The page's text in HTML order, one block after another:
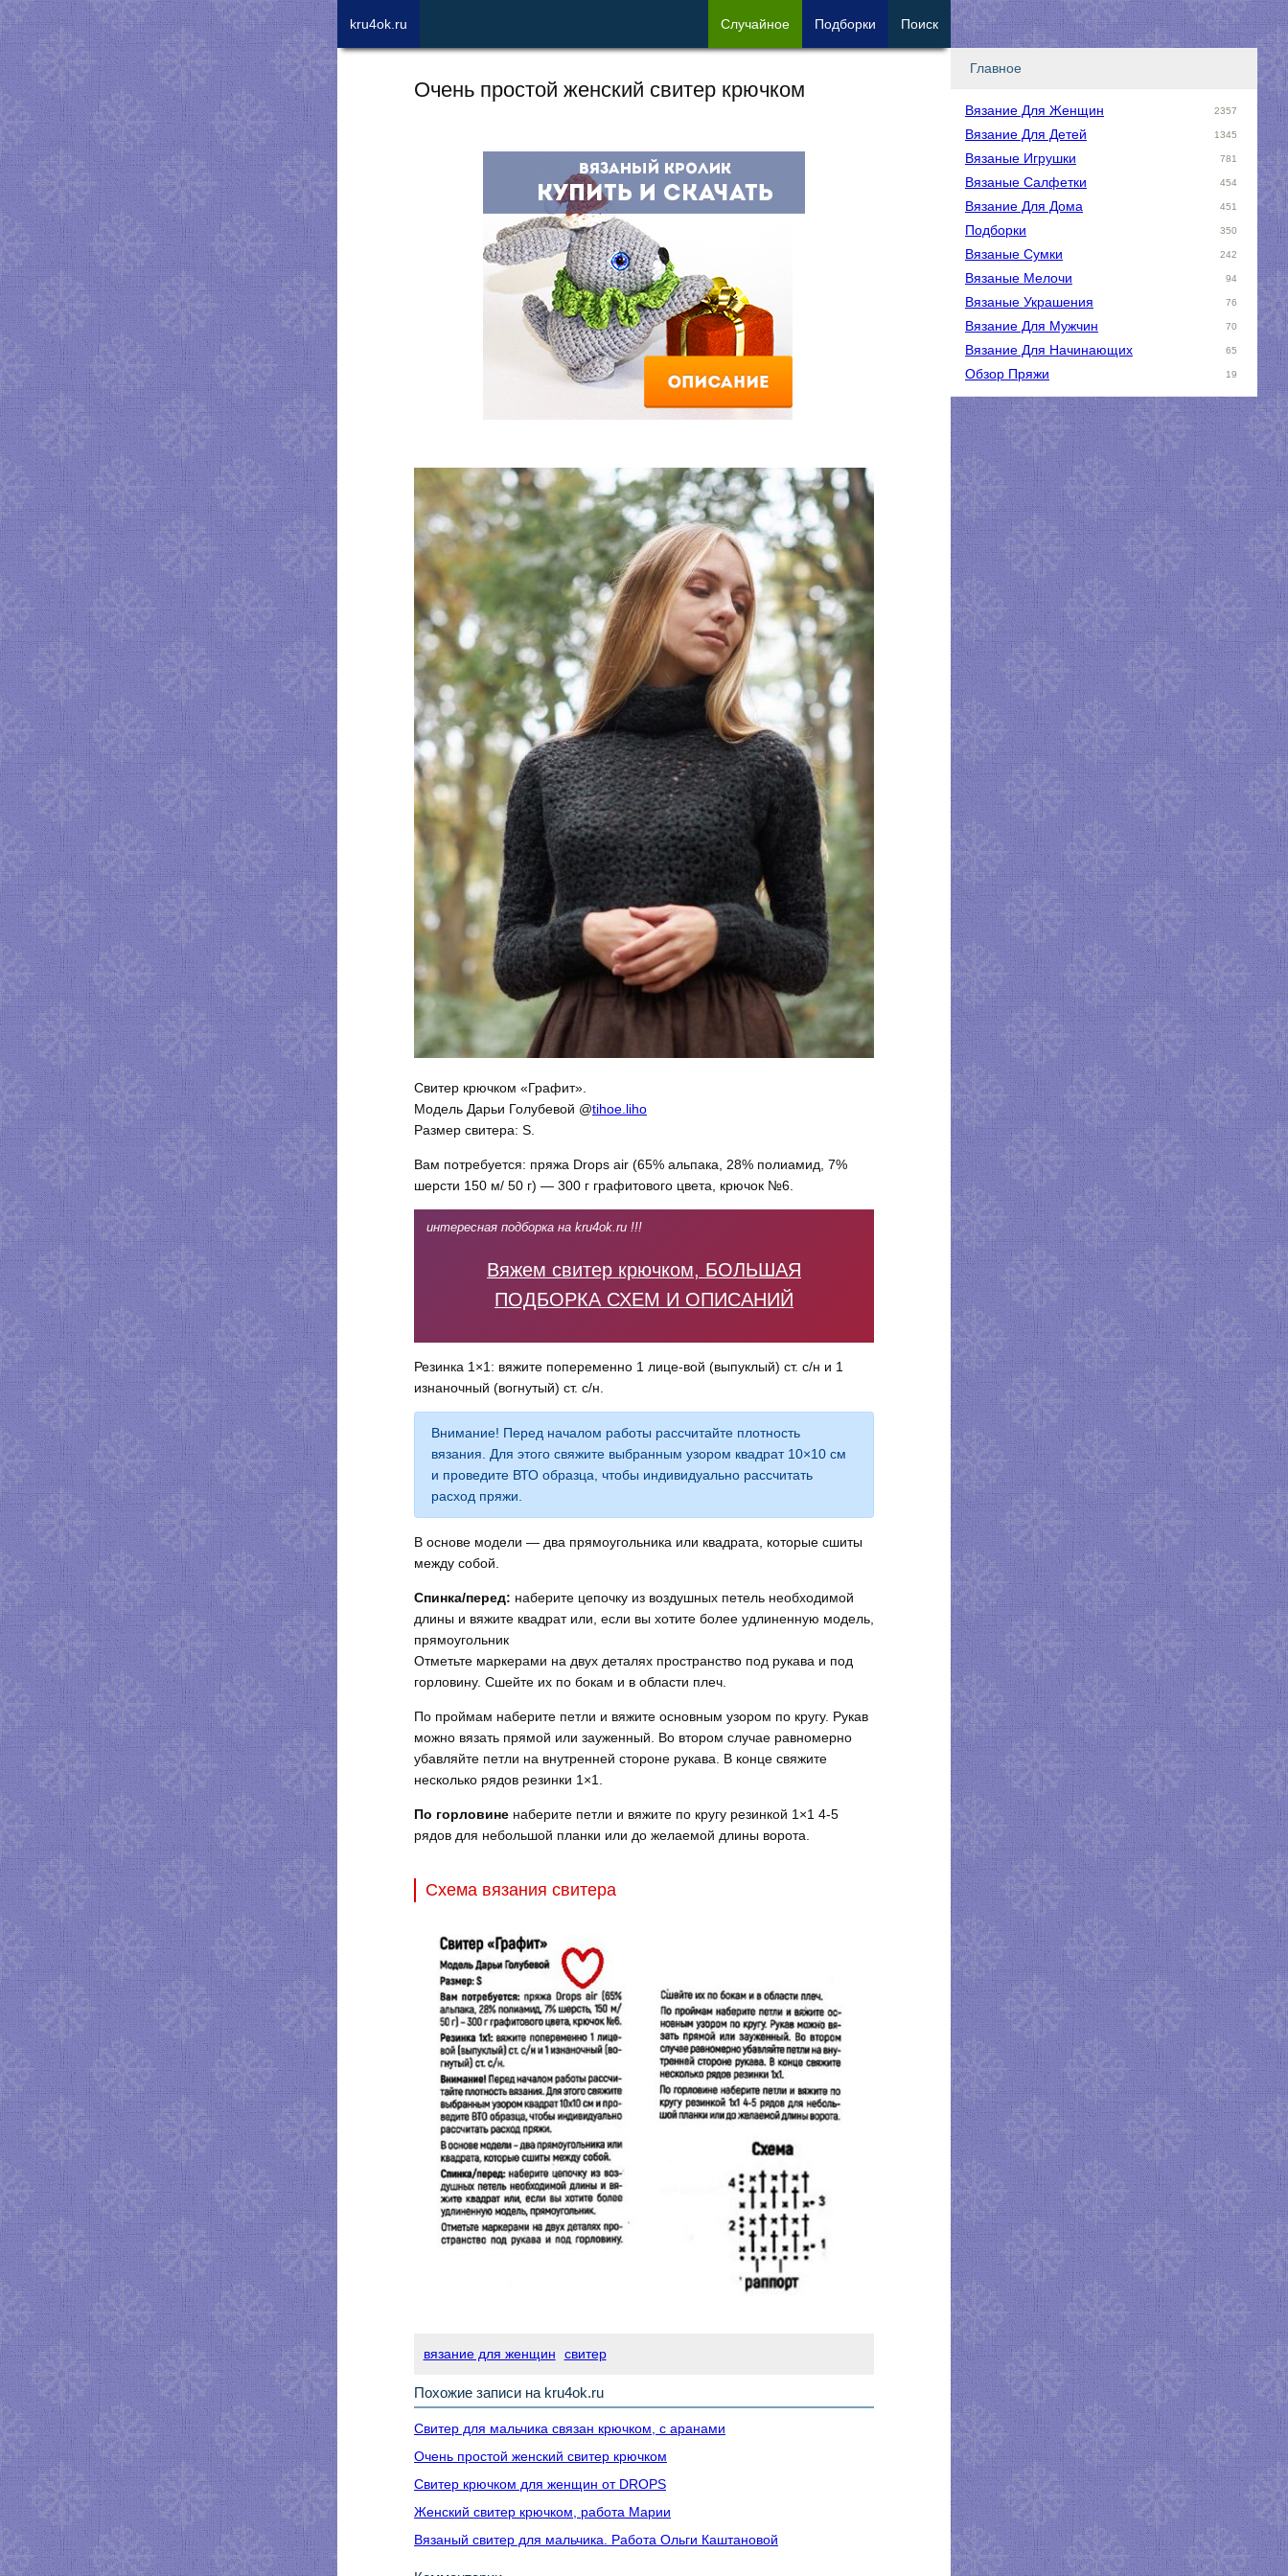
Очень простой женский свитер крючком
Свитер крючком «Графит».
Модель Дарьи Голубевой @tihoe.liho
Размер свитера: S.
Вам потребуется: пряжа Drops air (65% альпака, 28% полиамид, 7%
шерсти 150 м/ 50 г) — 300 г графитового цвета, крючок №6.
интересная подборка на kru4ok.ru !!!
Вяжем свитер крючком, БОЛЬШАЯ
ПОДБОРКА СХЕМ И ОПИСАНИЙ
Резинка 1×1: вяжите попеременно 1 лице-вой (выпуклый) ст. с/н и 1
изнаночный (вогнутый) ст. с/н.
Внимание! Перед началом работы рассчитайте плотность
вязания. Для этого свяжите выбранным узором квадрат 10×10 см
и проведите ВТО образца, чтобы индивидуально рассчитать
расход пряжи.
В основе модели — два прямоугольника или квадрата, которые сшиты
между собой.
Спинка/перед: наберите цепочку из воздушных петель необходимой
длины и вяжите квадрат или, если вы хотите более удлиненную модель,
прямоугольник
Отметьте маркерами на двух деталях пространство под рукава и под
горловину. Сшейте их по бокам и в области плеч.
По проймам наберите петли и вяжите основным узором по кругу. Рукав
можно вязать прямой или зауженный. Во втором случае равномерно
убавляйте петли на внутренней стороне рукава. В конце свяжите
несколько рядов резинки 1×1.
По горловиненаберите петли и вяжите по кругу резинкой 1×1 4-5
рядов для небольшой планки или до желаемой длины ворота.
Схема вязания свитера
вязание для женщин свитер
Похожие записи на kru4ok.ru
Свитер для мальчика связан крючком, с аранами
Очень простой женский свитер крючком
Свитер крючком для женщин от DROPS
Женский свитер крючком, работа Марии
Вязаный свитер для мальчика. Работа Ольги Каштановой
Главное
Вязание Для Женщин 2357
Вязание Для Детей 1345
Вязаные Игрушки 781
Вязаные Салфетки 454
Вязание Для Дома 451
Подборки 350
Вязаные Сумки 242
Вязаные Мелочи 94
Вязаные Украшения 76
Вязание Для Мужчин 70
Вязание Для Начинающих 65
Обзор Пряжи 19
kru4ok.ru Случайное Подборки Поиск